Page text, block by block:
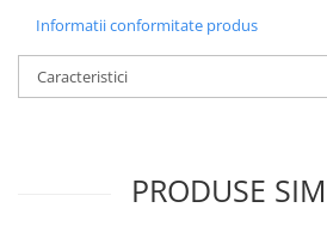
Informatii conformitate produs
Caracteristici
PRODUSE